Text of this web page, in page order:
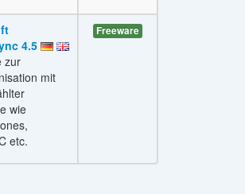
4.5
zur
mit
wie
etc.
Freeware